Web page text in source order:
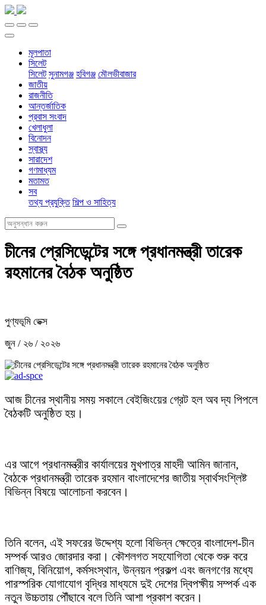
মূলপাতা
সিলেট
সিলেট সুনামগঞ্জ হবিগঞ্জ মৌলভীবাজার
জাতীয়
রাজনীতি
আন্তর্জাতিক
প্রবাস সংবাদ
খেলাধুলা
বিনোদন
স্বাস্থ্য
সারাদেশ
গণমাধ্যম
মতামত
সব
তথ্য প্রযুক্তি শিল্প ও সাহিত্য
চীনের প্রেসিডেন্টের সঙ্গে প্রধানমন্ত্রী তারেক
রহমানের বৈঠক অনুষ্ঠিত
পুণ্যভূমি ডেক্স
জুন / ২৬ / ২০২৬
আজ চীনের স্থানীয় সময় সকালে বেইজিংয়ের গ্রেট হল অব দ্য পিপলে
বৈঠকটি অনুষ্ঠিত হয়।
এর আগে প্রধানমন্ত্রীর কার্যালয়ের মুখপাত্র মাহদী আমিন জানান,
বৈঠকে প্রধানমন্ত্রী তারেক রহমান বাংলাদেশের জাতীয় স্বার্থসংশ্লিষ্ট
বিভিন্ন বিষয়ে আলোচনা করবেন।
তিনি বলেন, এই সফরের উদ্দেশ্য হলো বিভিন্ন ক্ষেত্রে বাংলাদেশ-চীন
সম্পর্ক আরও জোরদার করা। কৌশলগত সহযোগিতা থেকে শুরু করে
বাণিজ্য, বিনিয়োগ, কর্মসংস্থান, উন্নয়ন প্রকল্প এবং জনগণের মধ্যে
পারস্পরিক যোগাযোগ বৃদ্ধির মাধ্যমে দুই দেশের দ্বিপক্ষীয় সম্পর্ক এক
নতুন উচ্চতায় পৌঁছাবে বলে তিনি আশা প্রকাশ করেন।